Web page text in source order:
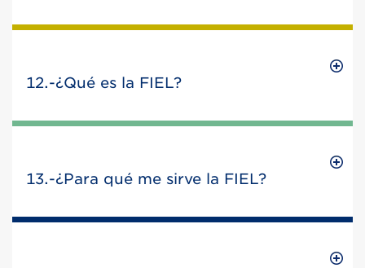
12.-¿Qué es la FIEL?
13.-¿Para qué me sirve la FIEL?